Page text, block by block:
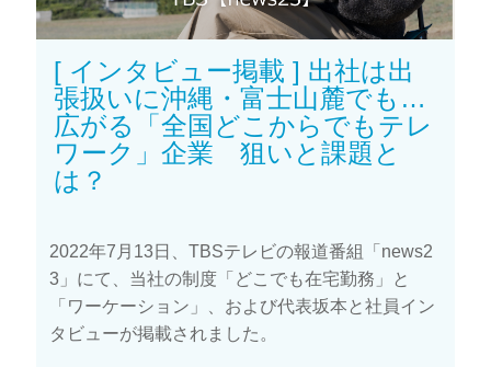
[ インタビュー掲載 ] 出社は出
張扱いに沖縄・富士山麓でも…
広がる「全国どこからでもテレ
ワーク」企業 狙いと課題と
は？
2022年7月13日、TBSテレビの報道番組「news2
3」にて、当社の制度「どこでも在宅勤務」と
「ワーケーション」、および代表坂本と社員イン
タビューが掲載されました。